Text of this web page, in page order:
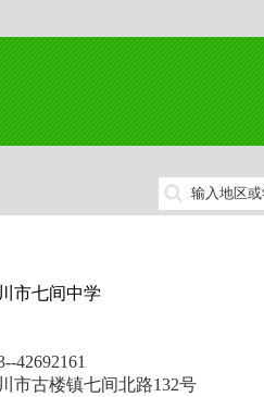
市七间中学
42692161
市古楼镇七间北路132号